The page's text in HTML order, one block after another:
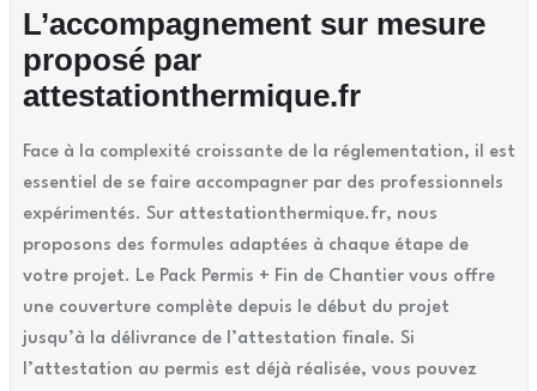
L’accompagnement sur mesure
proposé par
attestationthermique.fr
Face à la complexité croissante de la réglementation, il est
essentiel de se faire accompagner par des professionnels
expérimentés. Sur attestationthermique.fr, nous
proposons des formules adaptées à chaque étape de
votre projet. Le Pack Permis + Fin de Chantier vous offre
une couverture complète depuis le début du projet
jusqu’à la délivrance de l’attestation finale. Si
l’attestation au permis est déjà réalisée, vous pouvez